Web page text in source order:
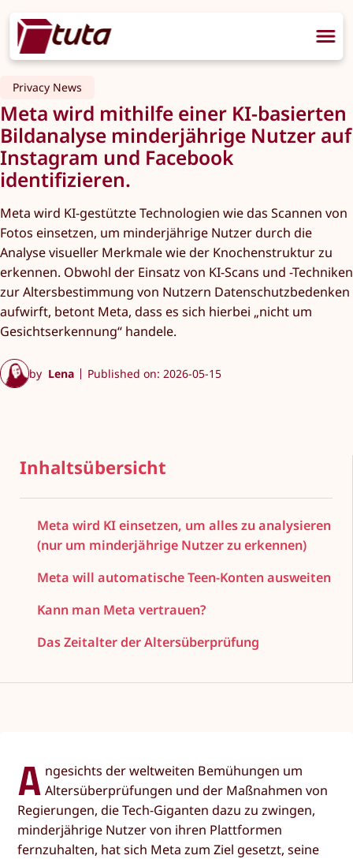
Privacy News
Meta wird mithilfe einer KI-basierten
Bildanalyse minderjährige Nutzer auf
Instagram und Facebook
identifizieren.
Meta wird KI-gestützte Technologien wie das Scannen von
Fotos einsetzen, um minderjährige Nutzer durch die
Analyse visueller Merkmale wie der Knochenstruktur zu
erkennen. Obwohl der Einsatz von KI-Scans und -Techniken
zur Altersbestimmung von Nutzern Datenschutzbedenken
aufwirft, betont Meta, dass es sich hierbei „nicht um
Gesichtserkennung“ handele.
by Lena Published on: 2026-05-15
Inhaltsübersicht
Meta wird KI einsetzen, um alles zu analysieren
(nur um minderjährige Nutzer zu erkennen)
Meta will automatische Teen-Konten ausweiten
Kann man Meta vertrauen?
Das Zeitalter der Altersüberprüfung
A ngesichts der weltweiten Bemühungen um
Altersüberprüfungen und der Maßnahmen von
Regierungen, die Tech-Giganten dazu zu zwingen,
minderjährige Nutzer von ihren Plattformen
fernzuhalten, hat sich Meta zum Ziel gesetzt, seine